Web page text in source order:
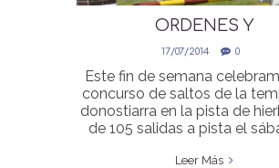
ORDENES Y
CLASIFICACIONES A
REAL CONCURSO
20 JULIO
17/07/2014 0
Este fin de semana
concurso de saltos de la
donostiarra en la pista de
de 105 salidas a pista el
Leer Más